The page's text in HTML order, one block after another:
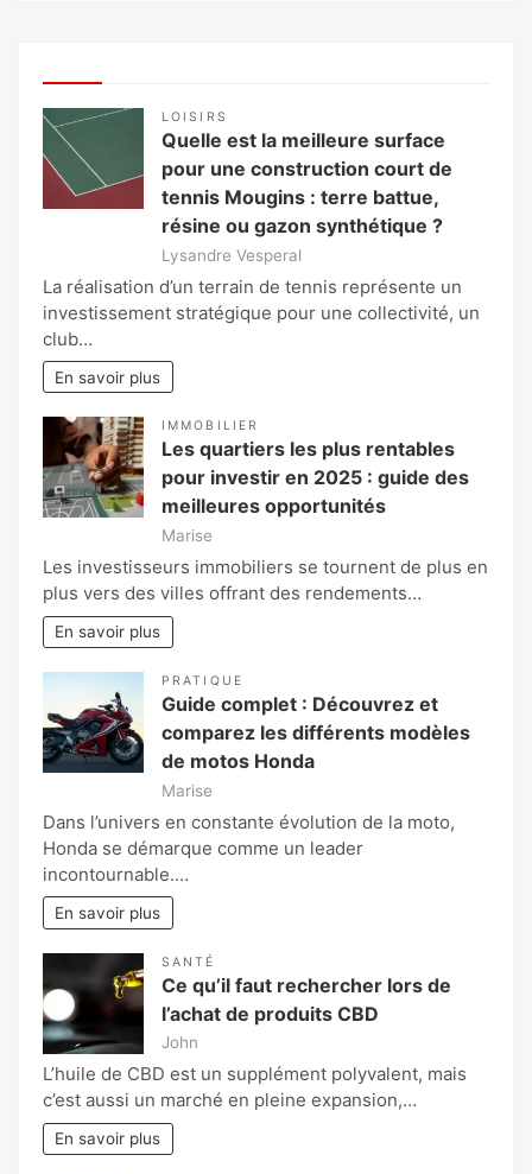
LOISIRS
Quelle est la meilleure surface
pour une construction court de
tennis Mougins : terre battue,
résine ou gazon synthétique ?
Lysandre Vesperal
La réalisation d’un terrain de tennis représente un
investissement stratégique pour une collectivité, un
club…
En savoir plus
IMMOBILIER
Les quartiers les plus rentables
pour investir en 2025 : guide des
meilleures opportunités
Marise
Les investisseurs immobiliers se tournent de plus en
plus vers des villes offrant des rendements…
En savoir plus
PRATIQUE
Guide complet : Découvrez et
comparez les différents modèles
de motos Honda
Marise
Dans l’univers en constante évolution de la moto,
Honda se démarque comme un leader
incontournable.…
En savoir plus
SANTÉ
Ce qu’il faut rechercher lors de
l’achat de produits CBD
John
L’huile de CBD est un supplément polyvalent, mais
c’est aussi un marché en pleine expansion,…
En savoir plus